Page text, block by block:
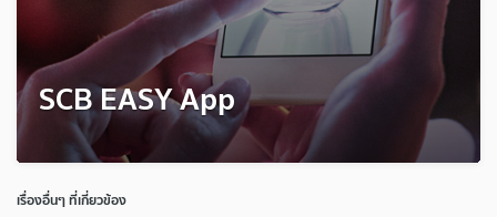
SCB EASY App
เรื่องอื่นๆ ที่เกี่ยวข้อง